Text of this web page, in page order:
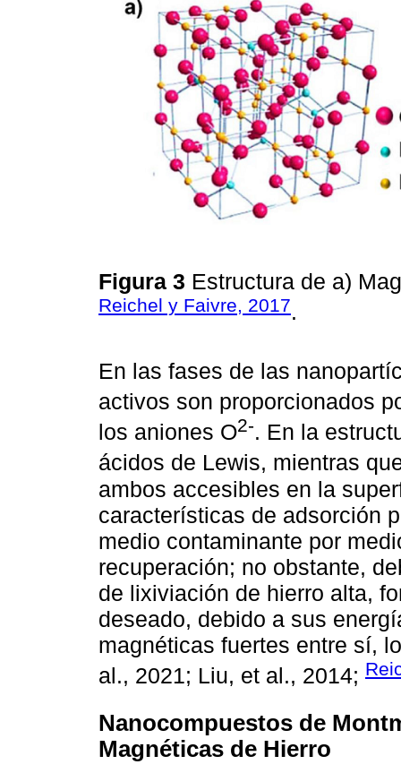
Figura 3 Estructura de a)
Reichel y Faivre, 2017.
En las fases de las
activos son proporcionados
los aniones O2-. En la
ácidos de Lewis, mientras
ambos accesibles en la
características de adsorción
medio contaminante por
recuperación; no obstante,
de lixiviación de hierro alta,
deseado, debido a sus
magnéticas fuertes entre sí,
al., 2021; Liu, et al., 2014;
Nanocompuestos de
Magnéticas de Hierro